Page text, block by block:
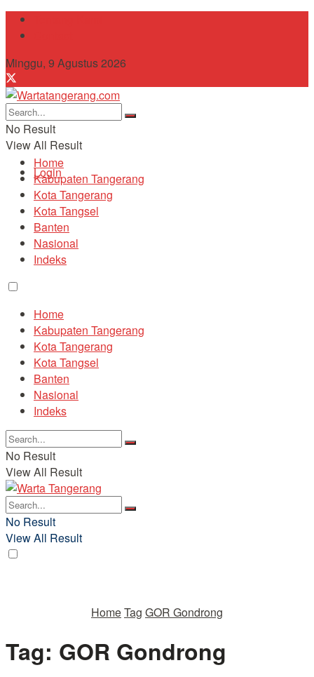
Minggu, 9 Agustus 2026
No Result
View All Result
Login
Home
Kabupaten Tangerang
Kota Tangerang
Kota Tangsel
Banten
Nasional
Indeks
Home
Kabupaten Tangerang
Kota Tangerang
Kota Tangsel
Banten
Nasional
Indeks
No Result
View All Result
No Result
View All Result
HomeTag GOR Gondrong
Tag: GOR Gondrong